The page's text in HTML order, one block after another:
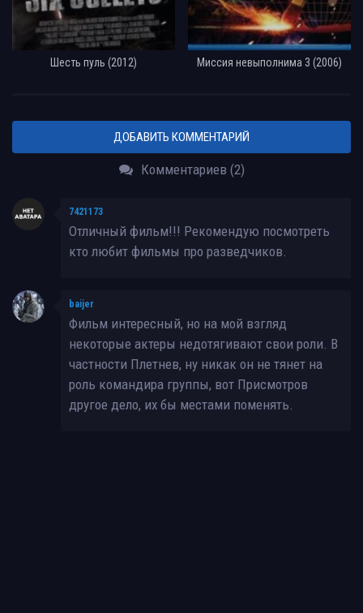
Шесть пуль (2012) Миссия невыполнима 3 (2006)
ДОБАВИТЬ КОММЕНТАРИЙ
Комментариев (2)
7421173
Отличный фильм!!! Рекомендую посмотреть
кто любит фильмы про разведчиков.
baijer
Фильм интересный, но на мой взгляд
некоторые актеры недотягивают свои роли. В
частности Плетнев, ну никак он не тянет на
роль командира группы, вот Присмотров
другое дело, их бы местами поменять.